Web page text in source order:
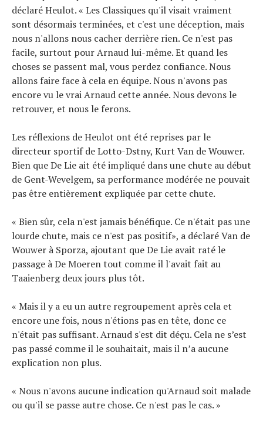
déclaré Heulot. « Les Classiques qu'il visait vraiment
sont désormais terminées, et c'est une déception, mais
nous n'allons nous cacher derrière rien. Ce n'est pas
facile, surtout pour Arnaud lui-même. Et quand les
choses se passent mal, vous perdez confiance. Nous
allons faire face à cela en équipe. Nous n'avons pas
encore vu le vrai Arnaud cette année. Nous devons le
retrouver, et nous le ferons.
Les réflexions de Heulot ont été reprises par le
directeur sportif de Lotto-Dstny, Kurt Van de Wouwer.
Bien que De Lie ait été impliqué dans une chute au début
de Gent-Wevelgem, sa performance modérée ne pouvait
pas être entièrement expliquée par cette chute.
« Bien sûr, cela n'est jamais bénéfique. Ce n'était pas une
lourde chute, mais ce n'est pas positif», a déclaré Van de
Wouwer à Sporza, ajoutant que De Lie avait raté le
passage à De Moeren tout comme il l'avait fait au
Taaienberg deux jours plus tôt.
« Mais il y a eu un autre regroupement après cela et
encore une fois, nous n'étions pas en tête, donc ce
n'était pas suffisant. Arnaud s'est dit déçu. Cela ne s’est
pas passé comme il le souhaitait, mais il n’a aucune
explication non plus.
« Nous n'avons aucune indication qu'Arnaud soit malade
ou qu'il se passe autre chose. Ce n'est pas le cas. »